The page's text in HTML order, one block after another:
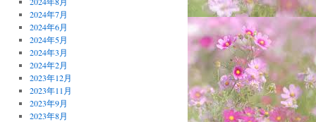
2024年7月
2024年6月
2024年5月
2024年3月
2024年2月
2023年12月
2023年11月
2023年9月
2023年8月